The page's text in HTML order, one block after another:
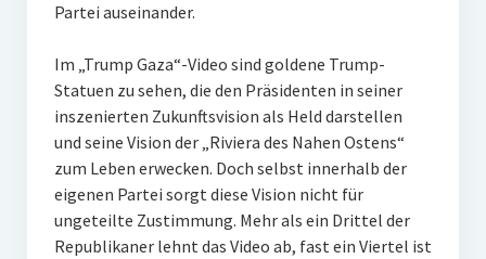
Partei auseinander.
Im „Trump Gaza“-Video sind goldene Trump-
Statuen zu sehen, die den Präsidenten in seiner
inszenierten Zukunftsvision als Held darstellen
und seine Vision der „Riviera des Nahen Ostens“
zum Leben erwecken. Doch selbst innerhalb der
eigenen Partei sorgt diese Vision nicht für
ungeteilte Zustimmung. Mehr als ein Drittel der
Republikaner lehnt das Video ab, fast ein Viertel ist